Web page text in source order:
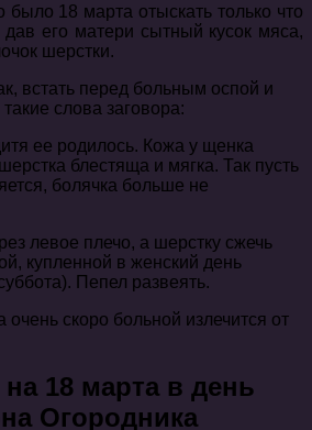
18 марта отыскать только что
его матери сытный кусок мяса,
шерстки.
встать перед больным оспой и
слова заговора:
ее родилось. Кожа у щенка
блестяща и мягка. Так пусть
болячка больше не
левое плечо, а шерстку сжечь
купленной в женский день
Пепел развеять.
очень скоро больной излечится от
18 марта в день
Огородника